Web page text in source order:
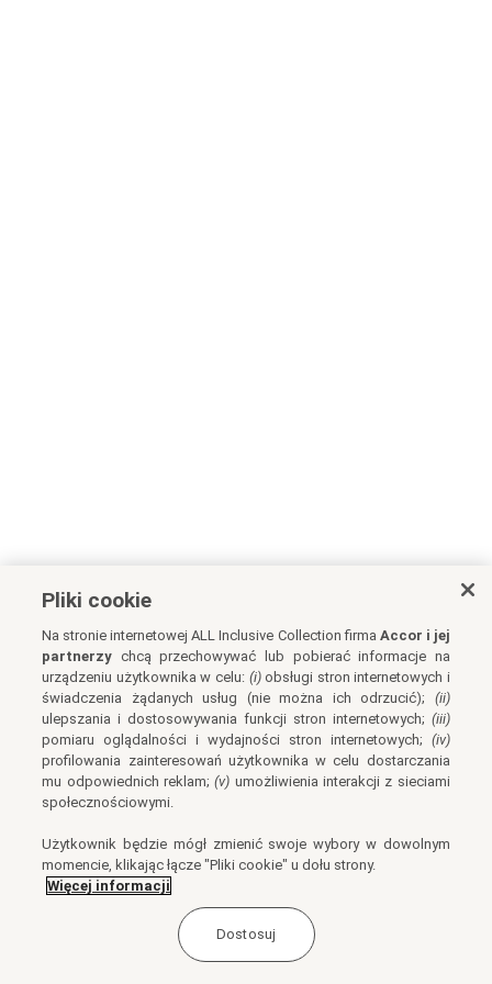
Pliki cookie
Na stronie internetowej ALL Inclusive Collection firma Accor i jej
partnerzy chcą przechowywać lub pobierać informacje na
urządzeniu użytkownika w celu: (i)obsługi stron internetowych i
świadczenia żądanych usług (nie można ich odrzucić); (ii)
ulepszania i dostosowywania funkcji stron internetowych; (iii)
pomiaru oglądalności i wydajności stron internetowych; (iv)
profilowania zainteresowań użytkownika w celu dostarczania
mu odpowiednich reklam;(v) umożliwienia interakcji z sieciami
społecznościowymi.
Użytkownik będzie mógł zmienić swoje wybory w dowolnym
momencie, klikając łącze "Pliki cookie" u dołu strony.
Więcej informacji
Dostosuj